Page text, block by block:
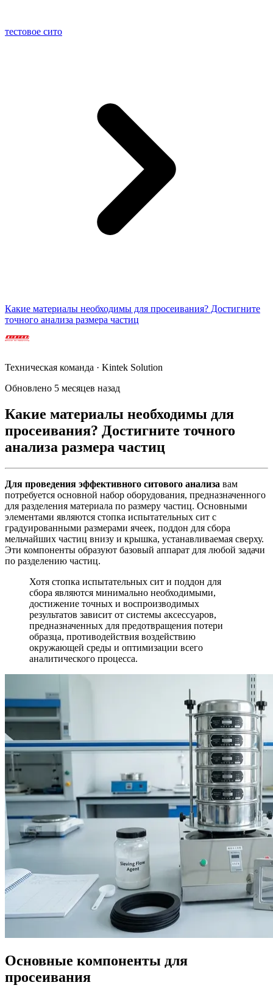
тестовое сито
Какие материалы необходимы для просеивания? Достигните
точного анализа размера частиц
Техническая команда · Kintek Solution
Обновлено 5 месяцев назад
Какие материалы необходимы для
просеивания? Достигните точного
анализа размера частиц
Для проведения эффективного ситового анализа вам
потребуется основной набор оборудования, предназначенного
для разделения материала по размеру частиц. Основными
элементами являются стопка испытательных сит с
градуированными размерами ячеек, поддон для сбора
мельчайших частиц внизу и крышка, устанавливаемая сверху.
Эти компоненты образуют базовый аппарат для любой задачи
по разделению частиц.
Хотя стопка испытательных сит и поддон для
сбора являются минимально необходимыми,
достижение точных и воспроизводимых
результатов зависит от системы аксессуаров,
предназначенных для предотвращения потери
образца, противодействия воздействию
окружающей среды и оптимизации всего
аналитического процесса.
Основные компоненты для
просеивания